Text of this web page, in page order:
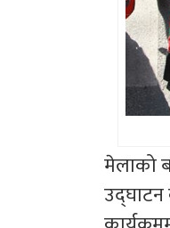
मेलाको
उद्घाटन